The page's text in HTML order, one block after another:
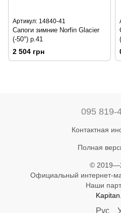
Артикул: 14840-41
Сапоги зимние Norfin Glacier
(-50°) p.41
2 504 грн
095 819-
Контактная
Полная
©
Официальный интернет-
Наши
Рус